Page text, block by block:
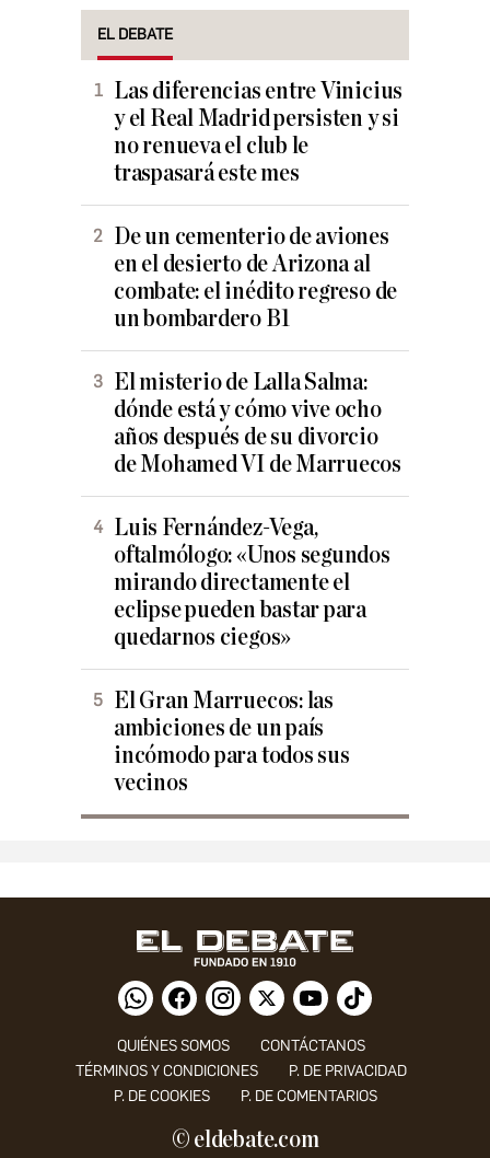
EL DEBATE
Las diferencias entre Vinicius
y el Real Madrid persisten y si
no renueva el club le
traspasará este mes
De un cementerio de aviones
en el desierto de Arizona al
combate: el inédito regreso de
un bombardero B1
El misterio de Lalla Salma:
dónde está y cómo vive ocho
años después de su divorcio
de Mohamed VI de Marruecos
Luis Fernández-Vega,
oftalmólogo: «Unos segundos
mirando directamente el
eclipse pueden bastar para
quedarnos ciegos»
El Gran Marruecos: las
ambiciones de un país
incómodo para todos sus
vecinos
QUIÉNES SOMOS
CONTÁCTANOS
TÉRMINOS Y CONDICIONES
P. DE PRIVACIDAD
P. DE COOKIES
P. DE COMENTARIOS
© eldebate.com